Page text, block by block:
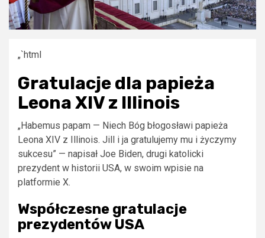
„`html
Gratulacje dla papieża
Leona XIV z Illinois
„Habemus papam — Niech Bóg błogosławi papieża
Leona XIV z Illinois. Jill i ja gratulujemy mu i życzymy
sukcesu” — napisał Joe Biden, drugi katolicki
prezydent w historii USA, w swoim wpisie na
platformie X.
Współczesne gratulacje
prezydentów USA